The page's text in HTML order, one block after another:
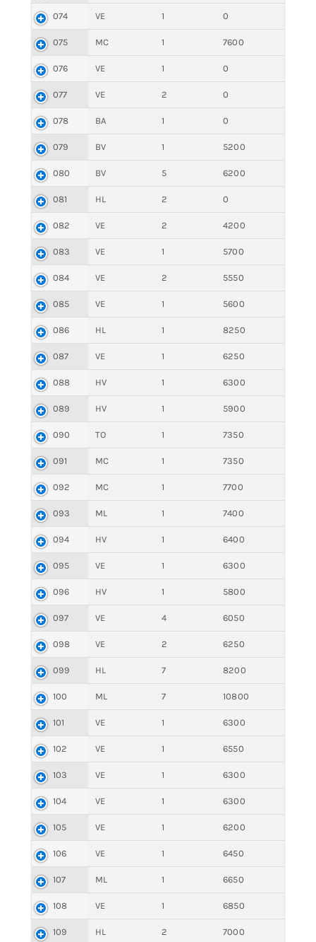
074 VE 1 0
075 MC 1 7600
076 VE 1 0
077 VE 2 0
078 BA 1 0
079 BV 1 5200
080 BV 5 6200
081 HL 2 0
082 VE 2 4200
083 VE 1 5700
084 VE 2 5550
085 VE 1 5600
086 HL 1 8250
087 VE 1 6250
088 HV 1 6300
089 HV 1 5900
090 TO 1 7350
091 MC 1 7350
092 MC 1 7700
093 ML 1 7400
094 HV 1 6400
095 VE 1 6300
096 HV 1 5800
097 VE 4 6050
098 VE 2 6250
099 HL 7 8200
100 ML 7 10800
101 VE 1 6300
102 VE 1 6550
103 VE 1 6300
104 VE 1 6300
105 VE 1 6200
106 VE 1 6450
107 ML 1 6650
108 VE 1 6850
109 HL 2 7000